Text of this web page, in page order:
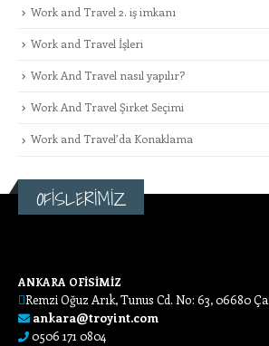
Work and Travel 2. iş imkanı
Work and Travel İşleri
Work And Travel nasıl yapılır?
Work And Travel Şirket Seçimi
Work and Travel’da Konaklama
OFİSLERİMİZ
ANKARA OFİSİMİZ
Remzi Oğuz Arık, Tunus Cd. No: 63, 06680
ankara@troyint.com
0506 171 0804